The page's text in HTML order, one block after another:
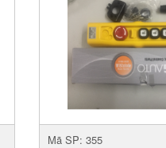
Mã SP: 355